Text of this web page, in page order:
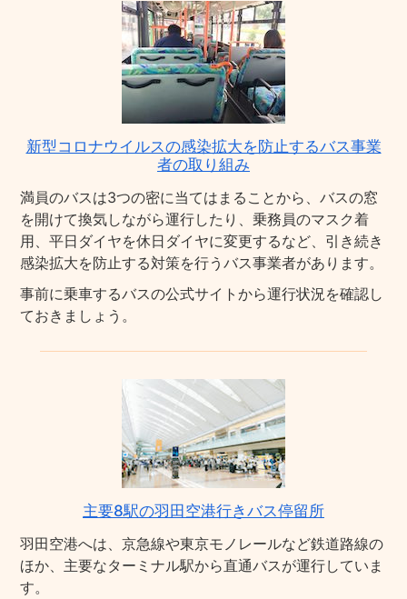
新型コロナウイルスの感染拡大を防止するバス事業
者の取り組み
満員のバスは3つの密に当てはまることから、バスの窓
を開けて換気しながら運行したり、乗務員のマスク着
用、平日ダイヤを休日ダイヤに変更するなど、引き続き
感染拡大を防止する対策を行うバス事業者があります。
事前に乗車するバスの公式サイトから運行状況を確認し
ておきましょう。
主要8駅の羽田空港行きバス停留所
羽田空港へは、京急線や東京モノレールなど鉄道路線の
ほか、主要なターミナル駅から直通バスが運行していま
す。